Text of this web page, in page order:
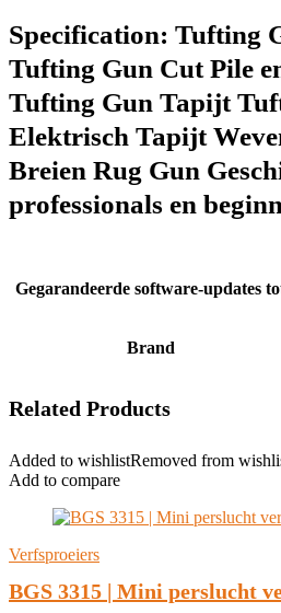
Specification: Tufting
Tufting Gun Cut Pile
Tufting Gun Tapijt
Elektrisch Tapijt
Breien Rug Gun
professionals en
Gegarandeerde software-updates
Brand
Related Products
Added to wishlistRemoved from
Add to compare
Verfsproeiers
BGS 3315 | Mini perslucht